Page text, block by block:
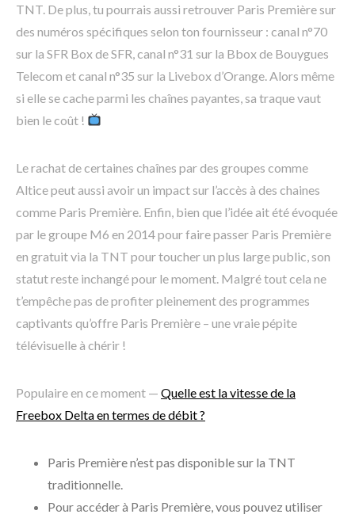
TNT. De plus, tu pourrais aussi retrouver Paris Première sur
des numéros spécifiques selon ton fournisseur : canal n°70
sur la SFR Box de SFR, canal n°31 sur la Bbox de Bouygues
Telecom et canal n°35 sur la Livebox d’Orange. Alors même
si elle se cache parmi les chaînes payantes, sa traque vaut
bien le coût !
Le rachat de certaines chaînes par des groupes comme
Altice peut aussi avoir un impact sur l’accès à des chaines
comme Paris Première. Enfin, bien que l’idée ait été évoquée
par le groupe M6 en 2014 pour faire passer Paris Première
en gratuit via la TNT pour toucher un plus large public, son
statut reste inchangé pour le moment. Malgré tout cela ne
t’empêche pas de profiter pleinement des programmes
captivants qu’offre Paris Première – une vraie pépite
télévisuelle à chérir !
Populaire en ce moment — Quelle est la vitesse de la
Freebox Delta en termes de débit ?
Paris Première n’est pas disponible sur la TNT
traditionnelle.
Pour accéder à Paris Première, vous pouvez utiliser